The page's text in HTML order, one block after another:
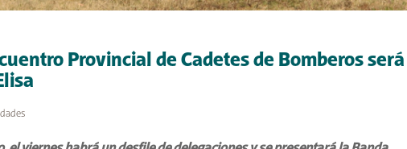
Provincial de Cadetes de Bomberos será